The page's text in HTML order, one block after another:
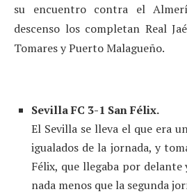
su encuentro contra el
descenso los completan Real
Tomares y Puerto Malagueño.
Sevilla FC 3-1 San Félix.
El Sevilla se lleva el que era
igualados de la jornada, y
Félix, que llegaba por delante
nada menos que la segunda